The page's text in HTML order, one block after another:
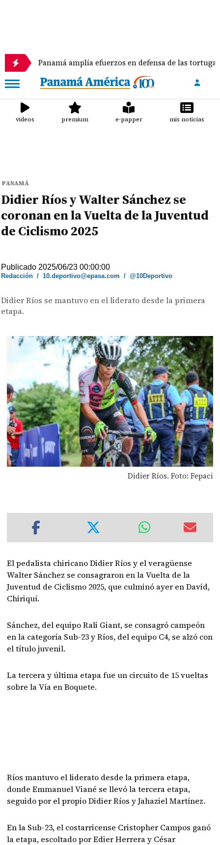
Panamá amplía efuerzos en defensa de las tortugas marinas
videos premium e-papper mis noticias
PANAMÁ
Didier Ríos y Walter Sánchez se
coronan en la Vuelta de la Juventud
de Ciclismo 2025
Publicado 2025/06/23 00:00:00
Redacción /10.deportivo@epasa.com /@10Deportivo
Didier Ríos se mantuvo en el liderato desde la primera
etapa.
Didier Ríos. Foto: Fepaci
El pedalista chiricano Didier Ríos y el veragüense
Walter Sánchez se consagraron en la Vuelta de la
Juventud de Ciclismo 2025, que culminó ayer en David,
Chiriquí.
Sánchez, del equipo Rali Giant, se consagró campeón
en la categoría Sub-23 y Ríos, del equipo C4, se alzó con
el título juvenil.
La tercera y última etapa fue un circuito de 15 vueltas
sobre la Vía en Boquete.
Ríos mantuvo el liderato desde la primera etapa,
donde Emmanuel Viané se llevó la tercera etapa,
seguido por el propio Didier Ríos y Jahaziel Martínez.
En la Sub-23, el costarricense Cristopher Campos ganó
la etapa, escoltado por Edier Herrera y César